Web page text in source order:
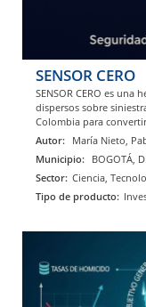
SENSOR CERO
SENSOR CERO es
dispersos sobre
Colombia para
Autor: María Nieto,
Municipio: BOGOTÁ,
Sector: Ciencia,
Tipo de producto: